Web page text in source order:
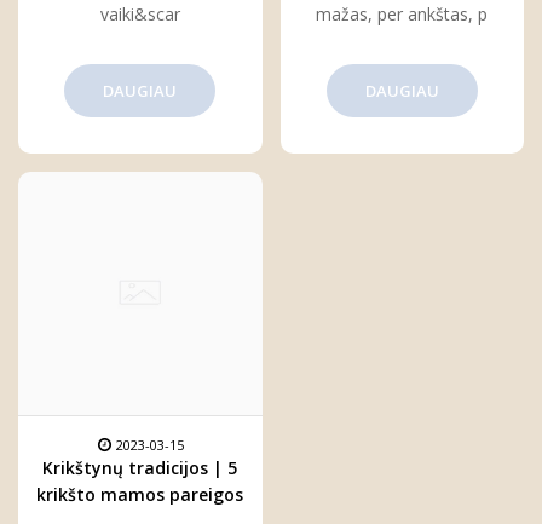
vaiki&scar
DAUGIAU
mažas, per ankštas, p
DAUGIAU
2023-03-15
Krikštynų tradicijos | 5
krikšto mamos pareigos